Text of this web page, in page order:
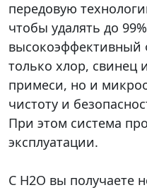
передовую
чтобы удалять до
высокоэффективный
только хлор, свинец
примеси, но и
чистоту и
При этом система
эксплуатации.
С Н2О вы получаете